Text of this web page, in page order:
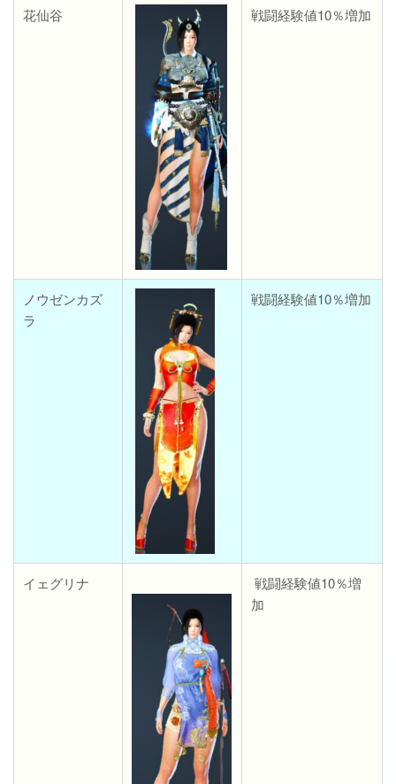
花仙谷 戦闘経験値10％増加
ノウゼンカズ
ラ
戦闘経験値10％増加
イェグリナ
戦闘経験値10％増
加